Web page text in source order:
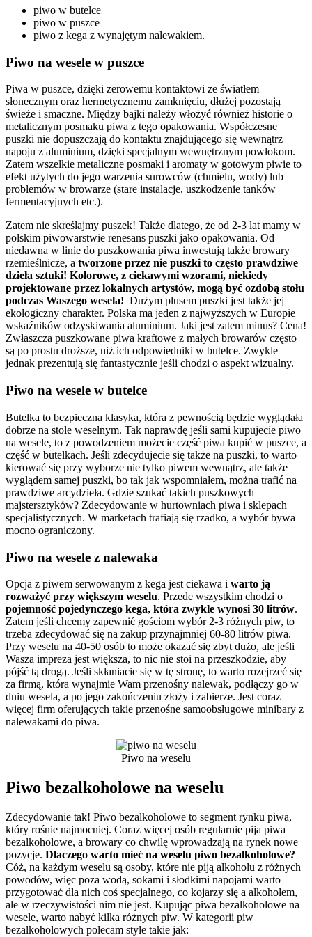
piwo w butelce
piwo w puszce
piwo z kega z wynajętym nalewakiem.
Piwo na wesele w puszce
Piwa w puszce, dzięki zerowemu kontaktowi ze światłem
słonecznym oraz hermetycznemu zamknięciu, dłużej pozostają
świeże i smaczne. Między bajki należy włożyć również historie o
metalicznym posmaku piwa z tego opakowania. Współczesne
puszki nie dopuszczają do kontaktu znajdującego się wewnątrz
napoju z aluminium, dzięki specjalnym wewnętrznym powłokom.
Zatem wszelkie metaliczne posmaki i aromaty w gotowym piwie to
efekt użytych do jego warzenia surowców (chmielu, wody) lub
problemów w browarze (stare instalacje, uszkodzenie tanków
fermentacyjnych etc.).
Zatem nie skreślajmy puszek! Także dlatego, że od 2-3 lat mamy w
polskim piwowarstwie renesans puszki jako opakowania. Od
niedawna w linie do puszkowania piwa inwestują także browary
rzemieślnicze, a tworzone przez nie puszki to często prawdziwe
dzieła sztuki! Kolorowe, z ciekawymi wzorami, niekiedy
projektowane przez lokalnych artystów, mogą być ozdobą stołu
podczas Waszego wesela! Dużym plusem puszki jest także jej
ekologiczny charakter. Polska ma jeden z najwyższych w Europie
wskaźników odzyskiwania aluminium. Jaki jest zatem minus? Cena!
Zwłaszcza puszkowane piwa kraftowe z małych browarów często
są po prostu droższe, niż ich odpowiedniki w butelce. Zwykle
jednak prezentują się fantastycznie jeśli chodzi o aspekt wizualny.
Piwo na wesele w butelce
Butelka to bezpieczna klasyka, która z pewnością będzie wyglądała
dobrze na stole weselnym. Tak naprawdę jeśli sami kupujecie piwo
na wesele, to z powodzeniem możecie część piwa kupić w puszce, a
część w butelkach. Jeśli zdecydujecie się także na puszki, to warto
kierować się przy wyborze nie tylko piwem wewnątrz, ale także
wyglądem samej puszki, bo tak jak wspomniałem, można trafić na
prawdziwe arcydzieła. Gdzie szukać takich puszkowych
majstersztyków? Zdecydowanie w hurtowniach piwa i sklepach
specjalistycznych. W marketach trafiają się rzadko, a wybór bywa
mocno ograniczony.
Piwo na wesele z nalewaka
Opcja z piwem serwowanym z kega jest ciekawa i warto ją
rozważyć przy większym weselu. Przede wszystkim chodzi o
pojemność pojedynczego kega, która zwykle wynosi 30 litrów.
Zatem jeśli chcemy zapewnić gościom wybór 2-3 różnych piw, to
trzeba zdecydować się na zakup przynajmniej 60-80 litrów piwa.
Przy weselu na 40-50 osób to może okazać się zbyt dużo, ale jeśli
Wasza impreza jest większa, to nic nie stoi na przeszkodzie, aby
pójść tą drogą. Jeśli skłaniacie się w tę stronę, to warto rozejrzeć się
za firmą, która wynajmie Wam przenośny nalewak, podłączy go w
dniu wesela, a po jego zakończeniu złoży i zabierze. Jest coraz
więcej firm oferujących takie przenośne samoobsługowe minibary z
nalewakami do piwa.
Piwo na weselu
Piwo bezalkoholowe na weselu
Zdecydowanie tak! Piwo bezalkoholowe to segment rynku piwa,
który rośnie najmocniej. Coraz więcej osób regularnie pija piwa
bezalkoholowe, a browary co chwilę wprowadzają na rynek nowe
pozycje. Dlaczego warto mieć na weselu piwo bezalkoholowe?
Cóż, na każdym weselu są osoby, które nie piją alkoholu z różnych
powodów, więc poza wodą, sokami i słodkimi napojami warto
przygotować dla nich coś specjalnego, co kojarzy się a alkoholem,
ale w rzeczywistości nim nie jest. Kupując piwa bezalkoholowe na
wesele, warto nabyć kilka różnych piw. W kategorii piw
bezalkoholowych polecam style takie jak: